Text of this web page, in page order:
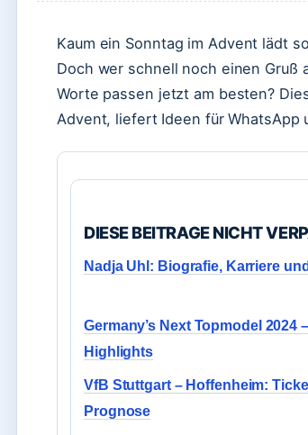
Kaum ein Sonntag im Advent lädt
Doch wer schnell noch einen Gruß
Worte passen jetzt am besten?
Advent, liefert Ideen für WhatsApp
DIESE BEITRAGE NICHT
Nadja Uhl: Biografie, Karriere
Germany’s Next Topmodel 2024
Highlights
VfB Stuttgart – Hoffenheim:
Prognose